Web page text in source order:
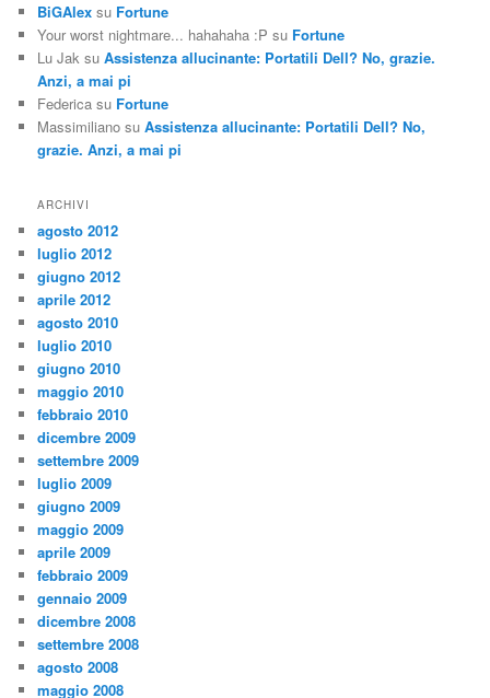
BiGAlex su Fortune
Your worst nightmare... hahahaha :P su Fortune
Lu Jak suAssistenza allucinante: Portatili Dell? No, grazie.
Anzi, a mai pi
Federica su Fortune
Massimiliano suAssistenza allucinante: Portatili Dell? No,
grazie. Anzi, a mai pi
ARCHIVI
agosto 2012
luglio 2012
giugno 2012
aprile 2012
agosto 2010
luglio 2010
giugno 2010
maggio 2010
febbraio 2010
dicembre 2009
settembre 2009
luglio 2009
giugno 2009
maggio 2009
aprile 2009
febbraio 2009
gennaio 2009
dicembre 2008
settembre 2008
agosto 2008
maggio 2008